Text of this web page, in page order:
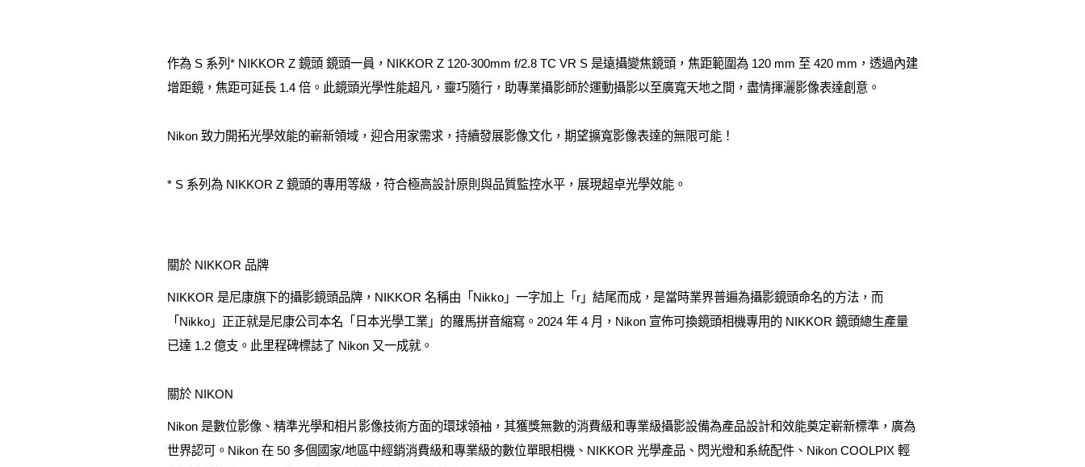
作為 S 系列* NIKKOR Z 鏡頭 鏡頭一員，NIKKOR Z 120-300mm f/2.8 TC VR S 是遠攝變焦鏡頭，焦距範圍為 120 mm 至 420 mm，透過內建
增距鏡，焦距可延長 1.4 倍。此鏡頭光學性能超凡，靈巧隨行，助專業攝影師於運動攝影以至廣寬天地之間，盡情揮灑影像表達創意。
Nikon 致力開拓光學效能的嶄新領域，迎合用家需求，持續發展影像文化，期望擴寬影像表達的無限可能！
* S 系列為 NIKKOR Z 鏡頭的專用等級，符合極高設計原則與品質監控水平，展現超卓光學效能。
關於 NIKKOR 品牌
NIKKOR 是尼康旗下的攝影鏡頭品牌，NIKKOR 名稱由「Nikko」一字加上「r」結尾而成，是當時業界普遍為攝影鏡頭命名的方法，而
「Nikko」正正就是尼康公司本名「日本光學工業」的羅馬拼音縮寫。2024 年 4 月，Nikon 宣佈可換鏡頭相機專用的 NIKKOR 鏡頭總生產量
已達 1.2 億支。此里程碑標誌了 Nikon 又一成就。
關於 NIKON
Nikon 是數位影像、精準光學和相片影像技術方面的環球領袖，其獲獎無數的消費級和專業級攝影設備為產品設計和效能奠定嶄新標準，廣為
世界認可。Nikon 在 50 多個國家/地區中經銷消費級和專業級的數位單眼相機、NIKKOR 光學產品、閃光燈和系統配件、Nikon COOLPIX 輕